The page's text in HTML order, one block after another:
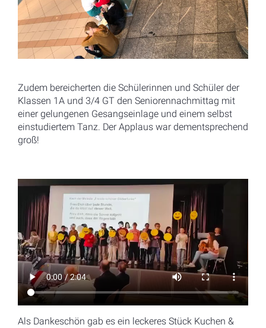
Zudem bereicherten die Schülerinnen und Schüler der
Klassen 1A und 3/4 GT den Seniorennachmittag mit
einer gelungenen Gesangseinlage und einem selbst
einstudiertem Tanz. Der Applaus war dementsprechend
groß!
Als Dankeschön gab es ein leckeres Stück Kuchen &